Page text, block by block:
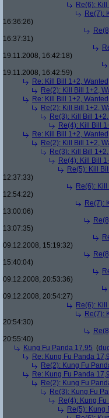
Re(6):
Re(7):
16:36:26)
16:37:31)
19.11.2008, 16:42:18)
19.11.2008, 16:42:59)
Re: Kill Bill 1+2,
Re(2): Kill Bill 1+2,
Re: Kill Bill 1+2,
Re(2): Kill Bill 1+2,
Re(3): Kill Bill
Re(4): Kill Bill
Re: Kill Bill 1+2,
Re(2): Kill Bill 1+2,
Re(3): Kill Bill
Re(4): Kill Bill
Re(5): Kill
12:37:33)
Re(6):
12:54:22)
Re(7):
13:00:06)
13:07:35)
09.12.2008, 15:19:32)
15:40:04)
09.12.2008, 20:53:36)
09.12.2008, 20:54:27)
Re(6):
Re(7):
20:54:30)
20:55:40)
Kung Fu Panda 17,95 (
Re: Kung Fu Panda
Re(2): Kung Fu
Re: Kung Fu Panda
Re(2): Kung Fu
Re(3): Kung Fu
Re(4): Kung
Re(5): Kung